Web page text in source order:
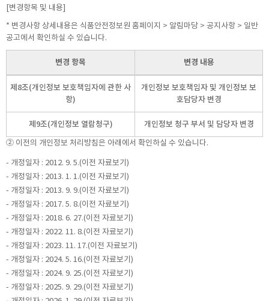
[변경항목 및 내용]
* 변경사항 상세내용은 식품안전정보원 홈페이지 > 알림마당 > 공지사항 > 일반
공고에서 확인하실 수 있습니다.
변경 항목 변경 내용
제8조(개인정보 보호책임자에 관한 사
항)
개인정보 보호책임자 및 개인정보 보
호담당자 변경
제9조(개인정보 열람청구)
개인정보 청구 부서 및 담당자 변경
② 이전의 개인정보 처리방침은 아래에서 확인하실 수 있습니다.
- 개정일자 : 2012. 9. 5.(이전 자료보기)
- 개정일자 : 2013. 1. 1.(이전 자료보기)
- 개정일자 : 2013. 9. 9.(이전 자료보기)
- 개정일자 : 2017. 5. 8.(이전 자료보기)
- 개정일자 : 2018. 6. 27.(이전 자료보기)
- 개정일자 : 2022. 11. 8.(이전 자료보기)
- 개정일자 : 2023. 11. 17.(이전 자료보기)
- 개정일자 : 2024. 5. 16.(이전 자료보기)
- 개정일자 : 2024. 9. 25.(이전 자료보기)
- 개정일자 : 2025. 9. 29.(이전 자료보기)